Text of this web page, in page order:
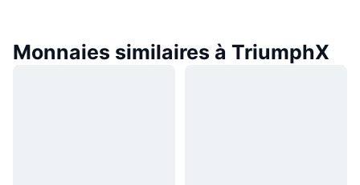
Monnaies similaires à TriumphX